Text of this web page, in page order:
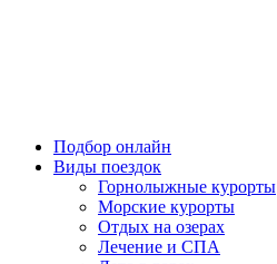
Подбор онлайн
Виды поездок
Горнолыжные курорты
Морские курорты
Отдых на озерах
Лечение и СПА